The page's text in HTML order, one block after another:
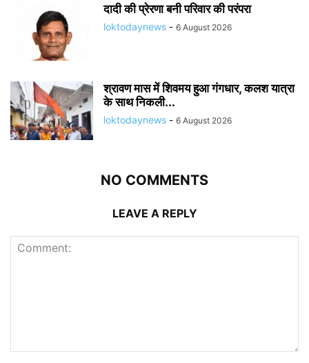
दादी की प्रेरणा बनी परिवार की परंपरा
loktodaynews - 6 August 2026
श्रावण मास में शिवमय हुआ गंगधार, कलश यात्रा
के साथ निकली...
loktodaynews - 6 August 2026
NO COMMENTS
LEAVE A REPLY